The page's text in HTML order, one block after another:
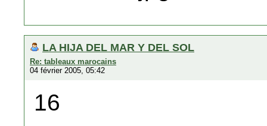
LA HIJA DEL MAR Y DEL SOL
Re: tableaux marocains
04 février 2005, 05:42
16